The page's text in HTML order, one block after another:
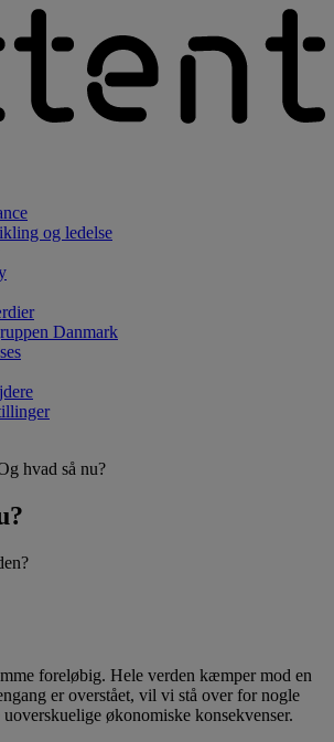
og ledelse
Danmark
hvad så nu?
foreløbig. Hele verden kæmper mod en
er overstået, vil vi stå over for nogle
økonomiske konsekvenser.